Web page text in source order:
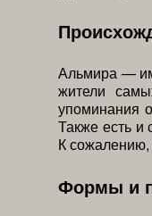
Альмира —
жители
упоминания
Также есть и
К сожалению,
Формы и